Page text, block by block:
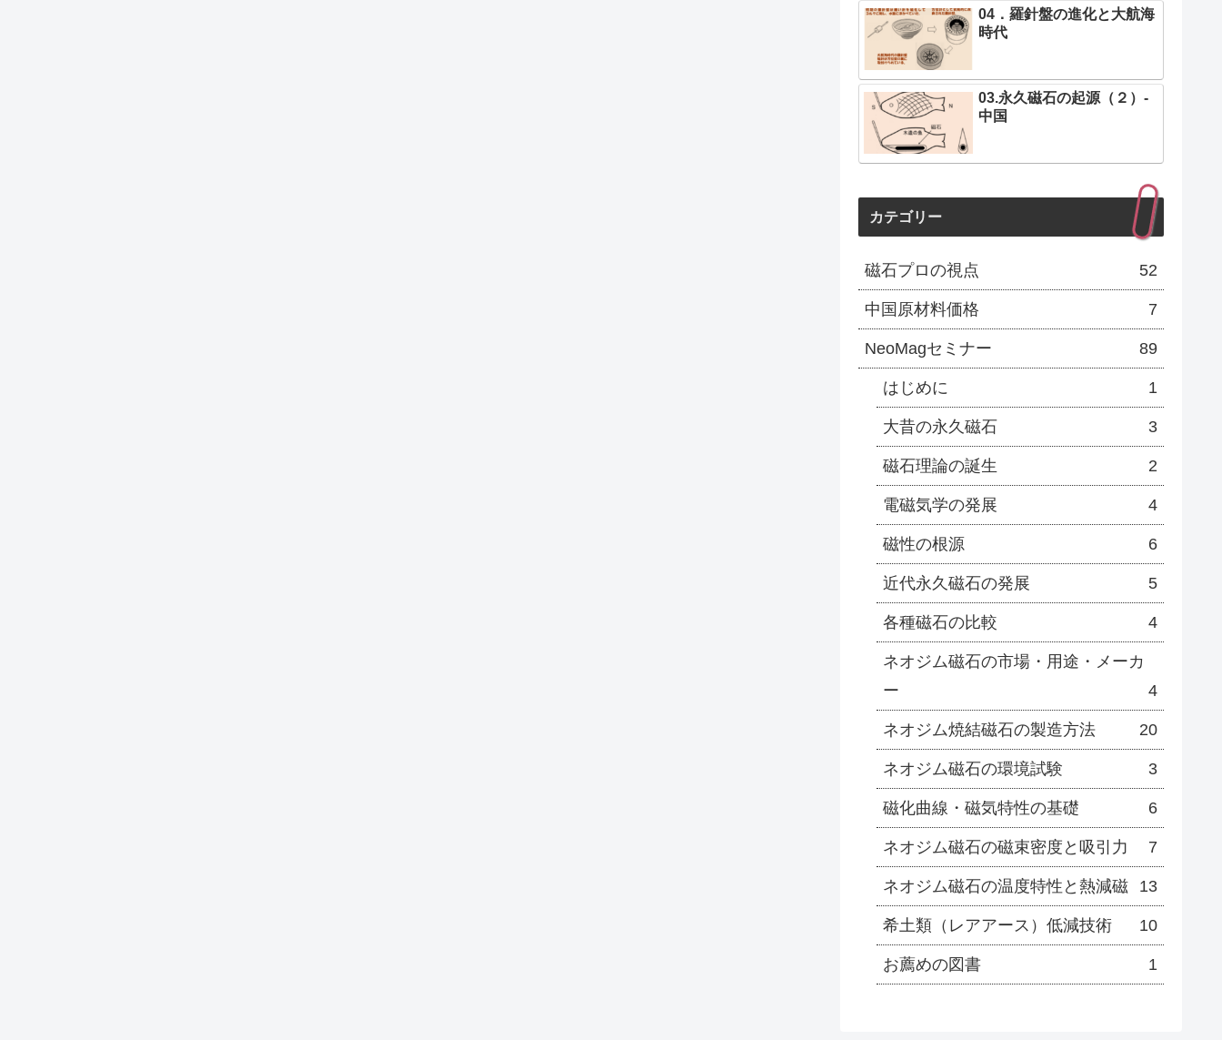
04．羅針盤の進化と大航海
時代
03.永久磁石の起源（２）-
中国
カテゴリー
磁石プロの視点 52
中国原材料価格 7
NeoMagセミナー 89
はじめに 1
大昔の永久磁石 3
磁石理論の誕生 2
電磁気学の発展 4
磁性の根源 6
近代永久磁石の発展 5
各種磁石の比較 4
ネオジム磁石の市場・用途・メーカ
ー
4
ネオジム焼結磁石の製造方法 20
ネオジム磁石の環境試験 3
磁化曲線・磁気特性の基礎 6
ネオジム磁石の磁束密度と吸引力 7
ネオジム磁石の温度特性と熱減磁 13
希土類（レアアース）低減技術 10
お薦めの図書 1